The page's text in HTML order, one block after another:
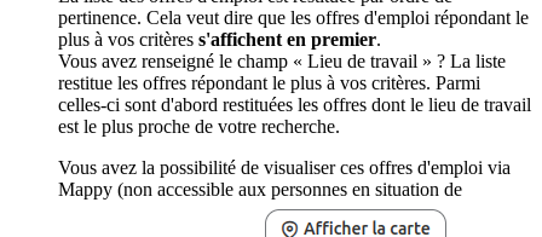
pertinence. Cela veut dire que les offres d'emploi répondant le
plus à vos critères s'affichent en premier.
Vous avez renseigné le champ « Lieu de travail » ? La liste
restitue les offres répondant le plus à vos critères. Parmi
celles-ci sont d'abord restituées les offres dont le lieu de travail
est le plus proche de votre recherche.
Vous avez la possibilité de visualiser ces offres d'emploi via
Mappy (non accessible aux personnes en situation de